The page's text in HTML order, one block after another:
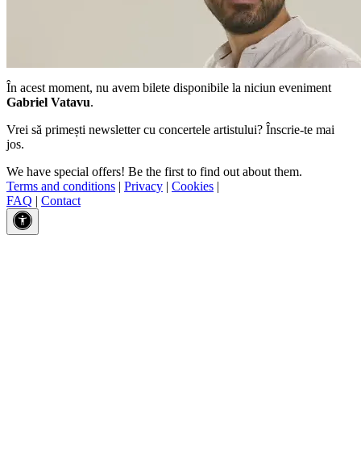
În acest moment, nu avem bilete disponibile la niciun eveniment
Gabriel Vatavu.
Vrei să primești newsletter cu concertele artistului? Înscrie-te mai
jos.
We have special offers! Be the first to find out about them.
Terms and conditions | Privacy | Cookies |
FAQ | Contact